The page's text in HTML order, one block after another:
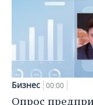
Бизнес 00:00
Опрос